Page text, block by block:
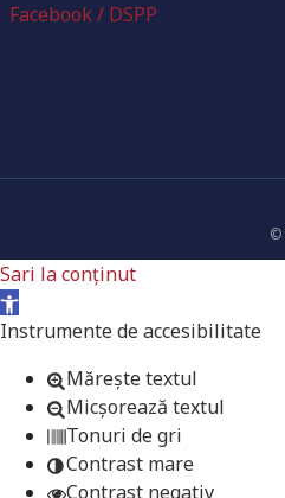
Facebook / DSPP
©
Sari la conținut
Deschide bara de unelte
Instrumente de accesibilitate
Mărește textul
Micșorează textul
Tonuri de gri
Contrast mare
Contrast negativ